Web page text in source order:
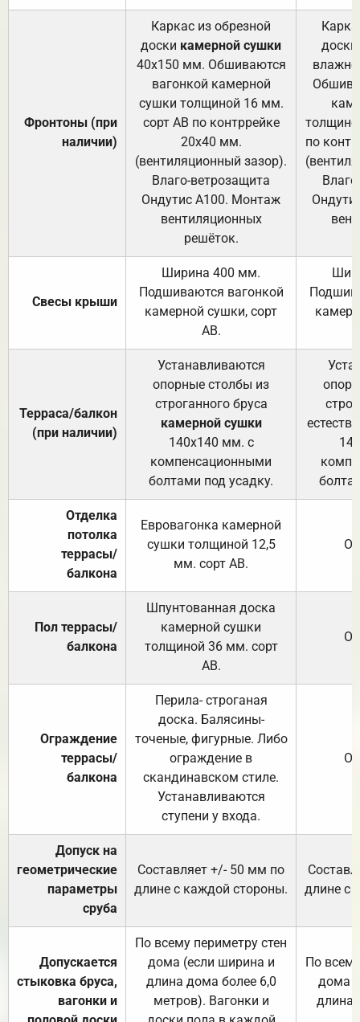
Фронтоны (при
наличии)
Каркас из обрезной
доски камерной сушки
40х150 мм. Обшиваются
вагонкой камерной
сушки толщиной 16 мм.
сорт АВ по контррейке
20х40 мм.
(вентиляционный зазор).
Влаго-ветрозащита
Ондутис А100. Монтаж
вентиляционных
решёток.
доски
по
Свесы крыши
Ширина 400 мм.
Подшиваются вагонкой
камерной сушки, сорт
АВ.
Терраса/балкон
(при наличии)
Устанавливаются
опорные столбы из
строганного бруса
камерной сушки
140х140 мм. с
компенсационными
болтами под усадку.
Отделка
потолка
террасы/
балкона
Евровагонка камерной
сушки толщиной 12,5
мм. сорт АВ.
Пол террасы/
балкона
Шпунтованная доска
камерной сушки
толщиной 36 мм. сорт
АВ.
Ограждение
террасы/
балкона
Перила- строганая
доска. Балясины-
точеные, фигурные. Либо
ограждение в
скандинавском стиле.
Устанавливаются
ступени у входа.
Допуск на
геометрические
параметры
сруба
Составляет +/- 50 мм по
длине с каждой стороны.
длине с
Допускается
стыковка бруса,
вагонки и
По всему периметру стен
дома (если ширина и
длина дома более 6,0
метров). Вагонки и
По
дома
длина